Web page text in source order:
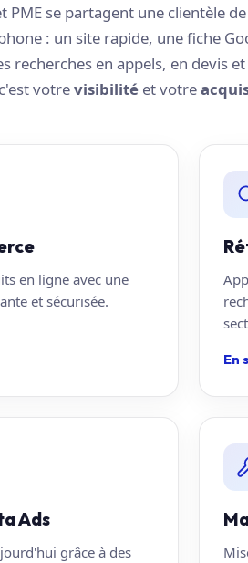
se partagent une clientèle
: un site rapide, une fiche
en appels, en devis
votrevisibilité et votre
en ligne avec une
et sécurisée.
En
Ads
grâce à des